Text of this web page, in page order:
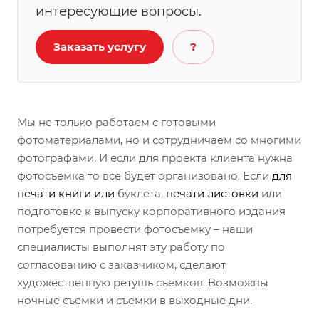
интересующие вопросы.
Заказать услугу ?
Мы не только работаем с готовыми
фотоматериалами, но и сотрудничаем со многими
фотографами. И если для проекта клиента нужна
фотосъемка то все будет организовано. Если для
печати книги или буклета, печати листовки или
подготовке к выпуску корпоративного издания ​
потребуется провести фотосъемку – наши
специалисты выполнят эту работу по
согласованию с заказчиком, сделают
художественную ретушь съемков. Возможны
ночные съемки и съемки в выходные дни.